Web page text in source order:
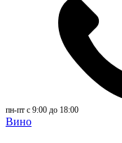
пн-пт с 9:00 до 18:00
Вино